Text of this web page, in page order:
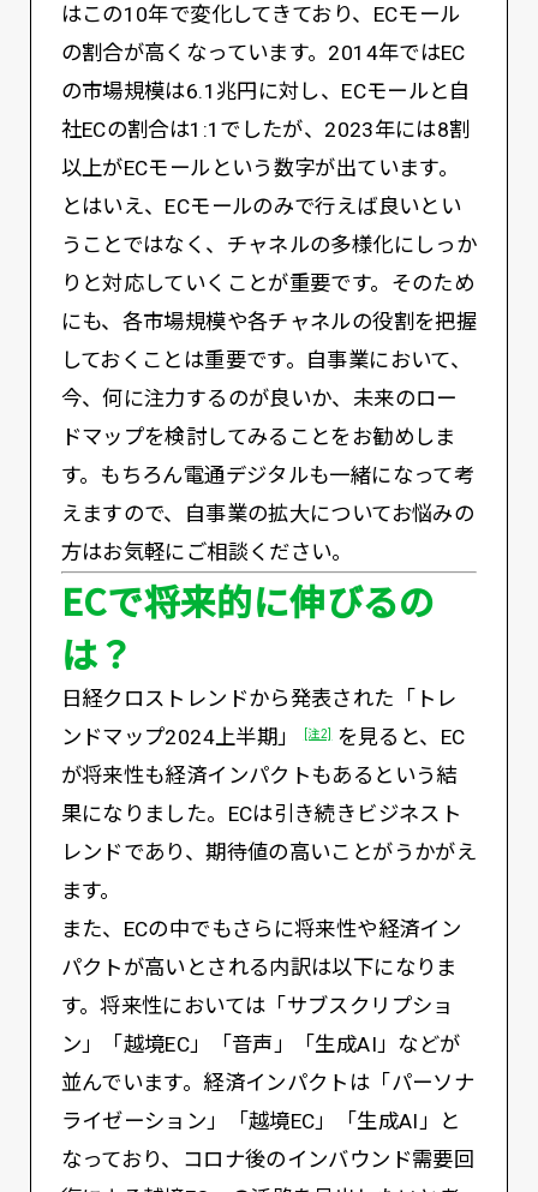
はこの10年で変化してきており、ECモール
の割合が高くなっています。2014年ではEC
の市場規模は6.1兆円に対し、ECモールと自
社ECの割合は1:1でしたが、2023年には8割
以上がECモールという数字が出ています。
とはいえ、ECモールのみで行えば良いとい
うことではなく、チャネルの多様化にしっか
りと対応していくことが重要です。そのため
にも、各市場規模や各チャネルの役割を把握
しておくことは重要です。自事業において、
今、何に注力するのが良いか、未来のロー
ドマップを検討してみることをお勧めしま
す。もちろん電通デジタルも一緒になって考
えますので、自事業の拡大についてお悩みの
方はお気軽にご相談ください。
ECで将来的に伸びるの
は？
日経クロストレンドから発表された「トレ
ンドマップ2024上半期」[注2]を見ると、EC
が将来性も経済インパクトもあるという結
果になりました。ECは引き続きビジネスト
レンドであり、期待値の高いことがうかがえ
ます。
また、ECの中でもさらに将来性や経済イン
パクトが高いとされる内訳は以下になりま
す。将来性においては「サブスクリプショ
ン」「越境EC」「音声」「生成AI」などが
並んでいます。経済インパクトは「パーソナ
ライゼーション」「越境EC」「生成AI」と
なっており、コロナ後のインバウンド需要回